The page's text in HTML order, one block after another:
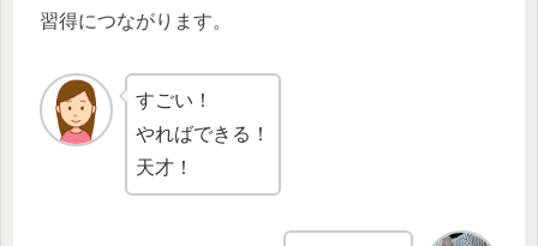
習得につながります。
すごい！
やればできる！
天才！